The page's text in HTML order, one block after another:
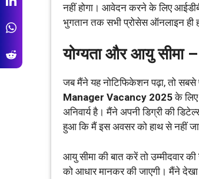
नहीं होगा। आवेदन करने के लिए
भुगतान तक सभी प्रोसेस ऑनलाइन ही
योग्यता और आयु सीमा –
जब मैंने यह नोटिफिकेशन पढ़ा, तो सबसे
Manager Vacancy 2025के लिए
अनिवार्य है। मैंने अपनी डिग्री की
हुआ कि मैं इस अवसर को हाथ से नहीं
आयु सीमा की बात करें तो उम्मीदवार की
को आधार मानकर की जाएगी। मैंने देखा